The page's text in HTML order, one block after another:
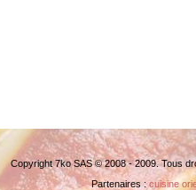
Copyright 7ko SAS © 2008 - 2009. Tous
Partenaires :cuisine